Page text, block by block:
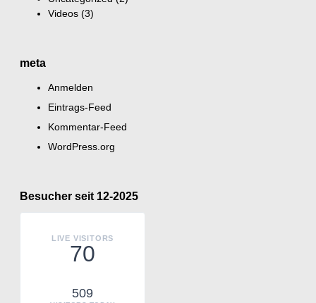
Videos (3)
meta
Anmelden
Eintrags-Feed
Kommentar-Feed
WordPress.org
Besucher seit 12-2025
LIVE VISITORS
70
509